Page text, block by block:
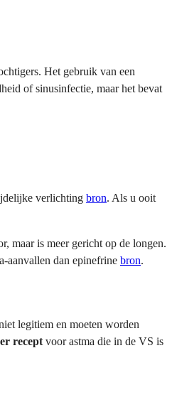
Het gebruik van een
of sinusinfectie, maar het bevat
verlichting bron. Als u ooit
maar is meer gericht op de longen.
aanvallen dan epinefrine bron.
legitiem en moeten worden
recept voor astma die in de VS is